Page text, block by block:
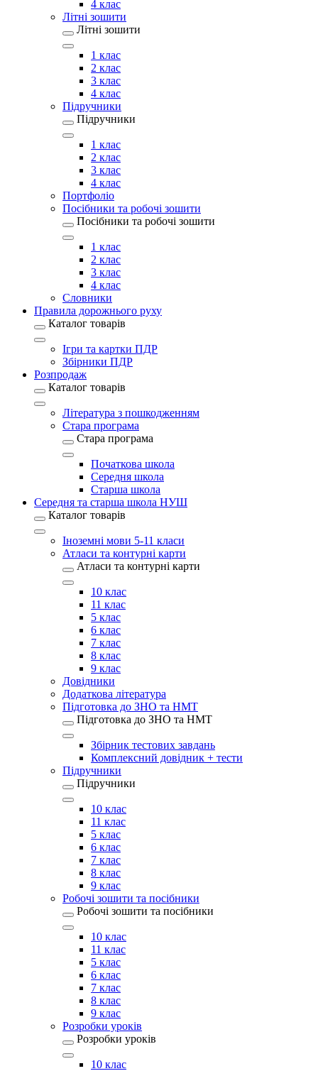
4 клас
Літні зошити
Літні зошити
1 клас
2 клас
3 клас
4 клас
Підручники
Підручники
1 клас
2 клас
3 клас
4 клас
Портфоліо
Посібники та робочі зошити
Посібники та робочі зошити
1 клас
2 клас
3 клас
4 клас
Словники
Правила дорожнього руху
Каталог товарів
Ігри та картки ПДР
Збірники ПДР
Розпродаж
Каталог товарів
Література з пошкодженням
Стара програма
Стара програма
Початкова школа
Середня школа
Старша школа
Середня та старша школа НУШ
Каталог товарів
Іноземні мови 5-11 класи
Атласи та контурні карти
Атласи та контурні карти
10 клас
11 клас
5 клас
6 клас
7 клас
8 клас
9 клас
Довідники
Додаткова література
Підготовка до ЗНО та НМТ
Підготовка до ЗНО та НМТ
Збірник тестових завдань
Комплексний довідник + тести
Підручники
Підручники
10 клас
11 клас
5 клас
6 клас
7 клас
8 клас
9 клас
Робочі зошити та посібники
Робочі зошити та посібники
10 клас
11 клас
5 клас
6 клас
7 клас
8 клас
9 клас
Розробки уроків
Розробки уроків
10 клас